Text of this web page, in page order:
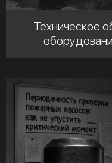
Техническое